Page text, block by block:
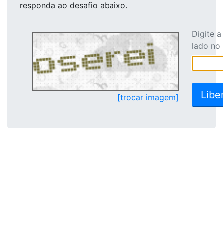
responda ao desafio abaixo.
[trocar imagem]
Digite
lado no